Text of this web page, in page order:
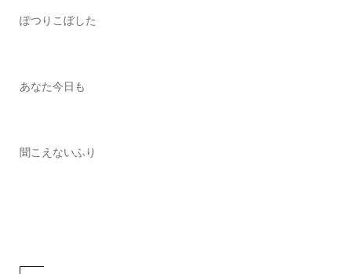
ぽつりこぼした
あなた今日も
聞こえないふり